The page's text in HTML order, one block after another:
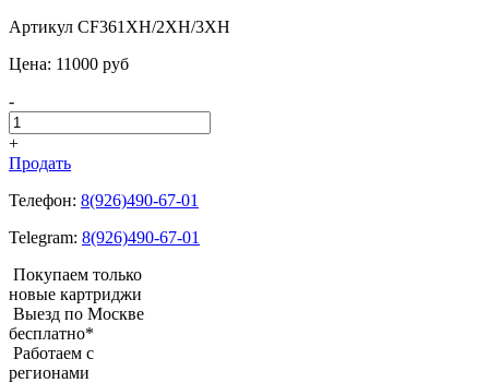
Артикул CF361XH/2XH/3XH
Цена: 11000 pуб
-
+
Продать
Телефон: 8(926)490-67-01
Telegram: 8(926)490-67-01
Покупаем только
новые картриджи
Выезд по Москве
бесплатно*
Работаем с
регионами